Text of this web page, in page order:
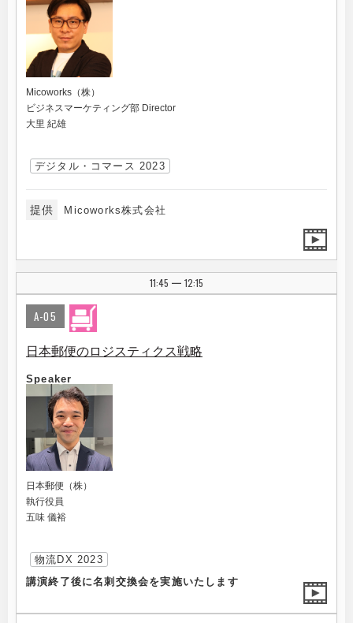
Micoworks（株）
ビジネスマーケティング部 Director
大里 紀雄
デジタル・コマース 2023
提供 Micoworks株式会社
11:45 | 12:15
A-05
日本郵便のロジスティクス戦略
Speaker
日本郵便（株）
執行役員
五味 儀裕
物流DX 2023
講演終了後に名刺交換会を実施いたします